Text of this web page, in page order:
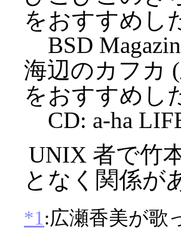
をおすすめし
BSD
海辺のカフカ
をおすすめし
CD: a-ha
UNIX 者で竹
となく関係が
*1:広瀬香美が歌